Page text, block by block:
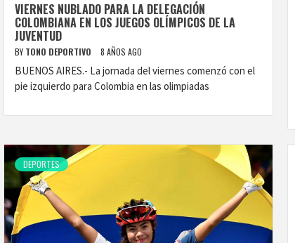
VIERNES NUBLADO PARA LA DELEGACIÓN
COLOMBIANA EN LOS JUEGOS OLÍMPICOS DE LA
JUVENTUD
BY TONO DEPORTIVO 8 AÑOS AGO
BUENOS AIRES.- La jornada del viernes comenzó con el
pie izquierdo para Colombia en las olimpiadas
DEPORTES